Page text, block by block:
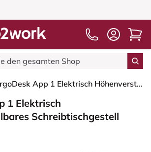
ErgoDesk App 1 Elektrisch Höhenverstellbares Schreibtischgestell schwarz
1 Elektrisch
Schreibtischgestell